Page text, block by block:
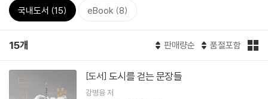
국내도서 (15) eBook (8)
15개 판매량순 품절포함
[도서] 도시를 걷는 문장들
강병융저